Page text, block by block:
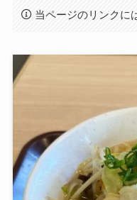
当ページのリンクに